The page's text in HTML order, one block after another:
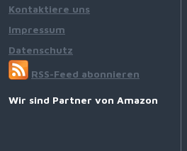
Kontaktiere uns
Impressum
Datenschutz
RSS-Feed abonnieren
Wir sind Partner von Amazon